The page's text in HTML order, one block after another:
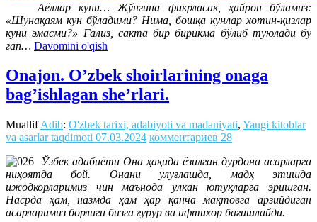
Аёллар куни… Жўнгина фикрласак, ҳайрон бўламиз:
«Шунақаям кун бўладими? Нима, бошқа кунлар хотин-қизлар
куни эмасми?» Ғализ, сакта бир бирикма бўлиб туюлади бу
гап… Davomini o'qish
Onajon. O’zbek shoirlarining onaga
bag’ishlagan she’rlari.
MuallifAdib: O'zbek tarixi, adabiyoti va madaniyati, Yangi kitoblar
va asarlar taqdimoti 07.03.2024 комментариев 28
Ўзбек адабиёти Она ҳақида ёзилган дурдона асарларга
ниҳоятда бой. Онани улуғлашда, мадҳ этишда
ижодкорларимиз чин маънода улкан ютуқларга эришган.
Насрда ҳам, назмда ҳам ҳар қанча мақтовга арзийдиган
асарларимиз борлиги бизга ғурур ва ифтихор бағишлайди.